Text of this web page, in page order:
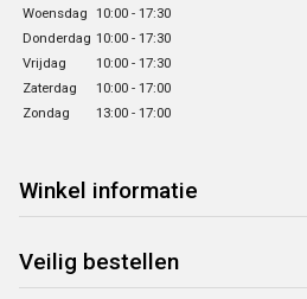
Woensdag 10:00 - 17:30
Donderdag 10:00 - 17:30
Vrijdag
10:00 - 17:30
Zaterdag
10:00 - 17:00
Zondag
13:00 - 17:00
Winkel informatie
Veilig bestellen